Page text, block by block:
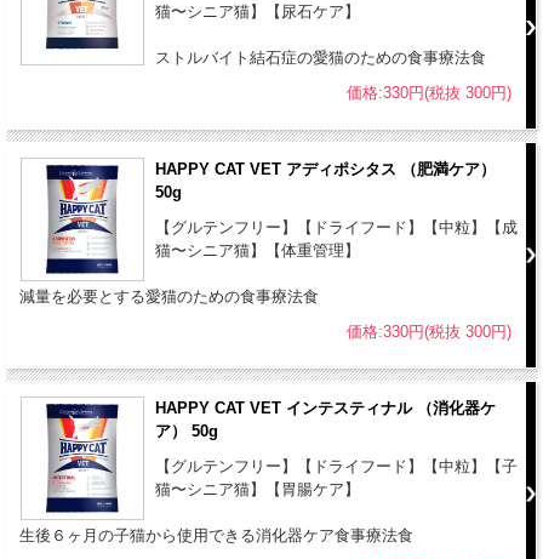
猫〜シニア猫】【尿石ケア】
ストルバイト結石症の愛猫のための食事療法食
価格:330円(税抜 300円)
HAPPY CAT VET アディポシタス （肥満ケア）
50g
【グルテンフリー】【ドライフード】【中粒】【成
猫〜シニア猫】【体重管理】
減量を必要とする愛猫のための食事療法食
価格:330円(税抜 300円)
HAPPY CAT VET インテスティナル （消化器ケ
ア） 50g
【グルテンフリー】【ドライフード】【中粒】【子
猫〜シニア猫】【胃腸ケア】
生後６ヶ月の子猫から使用できる消化器ケア食事療法食